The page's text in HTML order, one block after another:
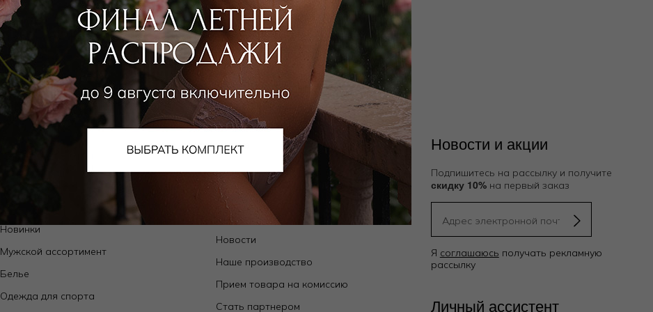
Wild Orchid — коллекции собственного
Новинки
Мужской ассортимент
Белье
Одежда для спорта
О компании
О нас
Магазины
Новости
Наше производство
Прием товара на комиссию
Стать партнером
Новости и акции
Подпишитесь на рассылку и получите
скидку 10%на первый заказ
Я соглашаюсь получать рекламную
рассылку
Личный ассистент